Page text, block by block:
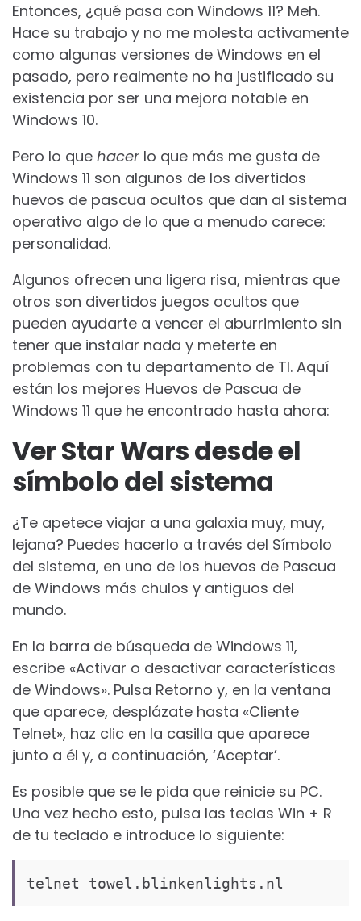
Entonces, ¿qué pasa con Windows 11? Meh.
Hace su trabajo y no me molesta activamente
como algunas versiones de Windows en el
pasado, pero realmente no ha justificado su
existencia por ser una mejora notable en
Windows 10.
Pero lo que hacer lo que más me gusta de
Windows 11 son algunos de los divertidos
huevos de pascua ocultos que dan al sistema
operativo algo de lo que a menudo carece:
personalidad.
Algunos ofrecen una ligera risa, mientras que
otros son divertidos juegos ocultos que
pueden ayudarte a vencer el aburrimiento sin
tener que instalar nada y meterte en
problemas con tu departamento de TI. Aquí
están los mejores Huevos de Pascua de
Windows 11 que he encontrado hasta ahora:
Ver Star Wars desde el
símbolo del sistema
¿Te apetece viajar a una galaxia muy, muy,
lejana? Puedes hacerlo a través del Símbolo
del sistema, en uno de los huevos de Pascua
de Windows más chulos y antiguos del
mundo.
En la barra de búsqueda de Windows 11,
escribe «Activar o desactivar características
de Windows». Pulsa Retorno y, en la ventana
que aparece, desplázate hasta «Cliente
Telnet», haz clic en la casilla que aparece
junto a él y, a continuación, ‘Aceptar’.
Es posible que se le pida que reinicie su PC.
Una vez hecho esto, pulsa las teclas Win + R
de tu teclado e introduce lo siguiente:
telnet towel.blinkenlights.nl